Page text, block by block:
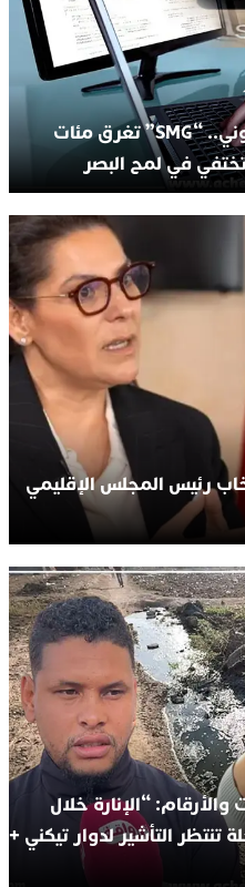
تسونامي النصب الإلكتروني.. “SMG” تغرق مئات
في لمح البصر
رئيس المجلس الإقليمي
“الإنارة خلال
تنتظر التأشير لدوار تيكني +